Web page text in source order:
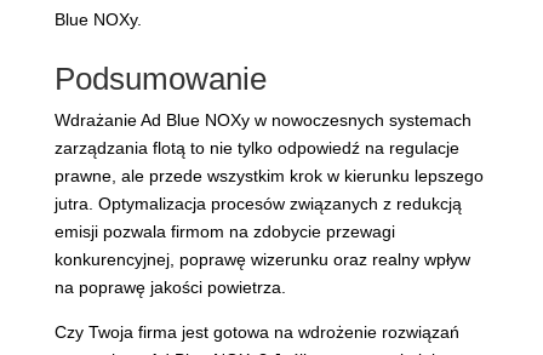
Blue NOXy.
Podsumowanie
Wdrażanie Ad Blue NOXy w nowoczesnych systemach
zarządzania flotą to nie tylko odpowiedź na regulacje
prawne, ale przede wszystkim krok w kierunku lepszego
jutra. Optymalizacja procesów związanych z redukcją
emisji pozwala firmom na zdobycie przewagi
konkurencyjnej, poprawę wizerunku oraz realny wpływ
na poprawę jakości powietrza.
Czy Twoja firma jest gotowa na wdrożenie rozwiązań